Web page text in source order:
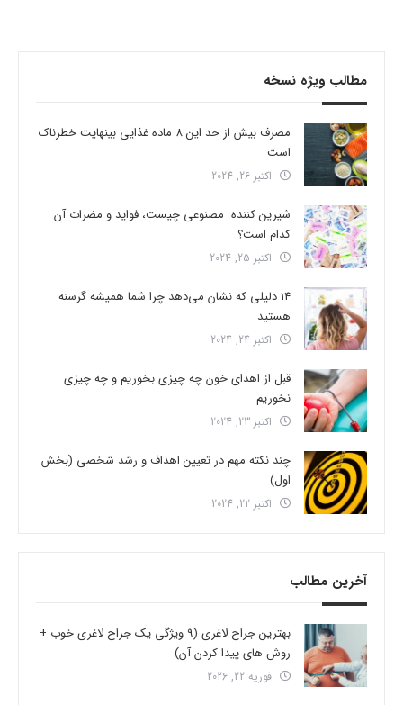
مطالب ویژه نسخه
مصرف بیش از حد این 8 ماده غذایی بینهایت خطرناک
است
اکتبر 26, 2024
شیرین کننده مصنوعی چیست، فواید و مضرات آن
کدام است؟
اکتبر 25, 2024
14 دلیلی که نشان می‌دهد چرا شما همیشه گرسنه
هستید
اکتبر 24, 2024
قبل از اهدای خون چه چیزی بخوریم و چه چیزی
نخوریم
اکتبر 23, 2024
چند نکته مهم در تعیین اهداف و رشد شخصی (بخش
اول)
اکتبر 22, 2024
آخرین مطالب
بهترین جراح لاغری (9 ویژگی یک جراح لاغری خوب +
روش های پیدا کردن آن)
فوریه 22, 2026